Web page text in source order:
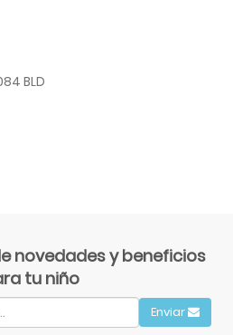
BLD
novedades y beneficios
tu niño
Enviar